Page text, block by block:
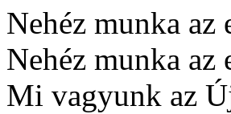
Nehéz munka az
Nehéz munka az
Mi vagyunk az